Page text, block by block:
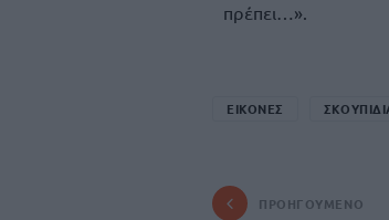
πρέπει…».
ΕΙΚΟΝΕΣ
ΠΡΟΗΓΟΎΜΕΝΟ